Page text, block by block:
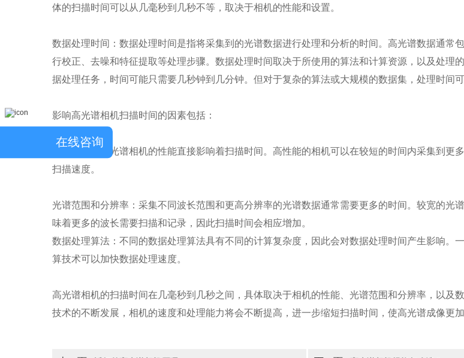
体的扫描时间可以从几毫秒到几秒不等，取决于相机的性能和设置。
数据处理时间：数据处理时间是指将采集到的光谱数据进行处理和分析的时间。高光谱数据通常
行校正、去噪和特征提取等处理步骤。数据处理时间取决于所使用的算法和计算资源，以及处理
据处理任务，时间可能只需要几秒钟到几分钟。但对于复杂的算法或大规模的数据集，处理时间可
影响高光谱相机扫描时间的因素包括：
相机性能：高光谱相机的性能直接影响着扫描时间。高性能的相机可以在较短的时间内采集到更
扫描速度。
光谱范围和分辨率：采集不同波长范围和更高分辨率的光谱数据通常需要更多的时间。较宽的光
味着更多的波长需要扫描和记录，因此扫描时间会相应增加。
数据处理算法：不同的数据处理算法具有不同的计算复杂度，因此会对数据处理时间产生影响。
算技术可以加快数据处理速度。
高光谱相机的扫描时间在几毫秒到几秒之间，具体取决于相机的性能、光谱范围和分辨率，以及
技术的不断发展，相机的速度和处理能力将会不断提高，进一步缩短扫描时间，使高光谱成像更加
在线咨询